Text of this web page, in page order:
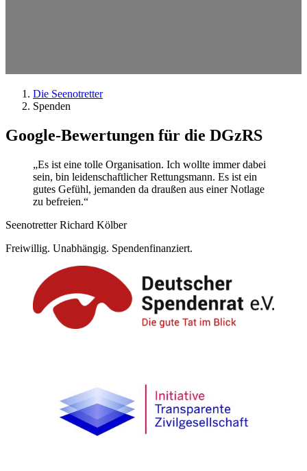
Die Seenotretter
Spenden
Google-Bewertungen für die DGzRS
„Es ist eine tolle Organisation. Ich wollte immer dabei
sein, bin leidenschaftlicher Rettungsmann. Es ist ein
gutes Gefühl, jemanden da draußen aus einer Notlage
zu befreien.“
Seenotretter Richard Kölber
Freiwillig. Unabhängig. Spendenfinanziert.